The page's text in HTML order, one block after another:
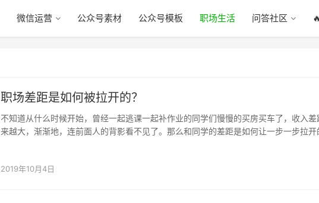
微信运营 公众号素材 公众号模板 职场生活 问答社区
职场差距是如何被拉开的？
不知道从什么时候开始，曾经一起逃课一起补作业的同学们慢慢的买房买车了，收入差
来越大，渐渐地，连前面人的背影看不见了。那么和同学的差距是如何让一步一步拉开
2019年10月4日